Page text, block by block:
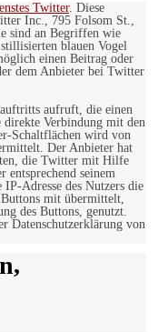
Twitter. Diese
Inc., 795 Folsom St.,
sind an Begriffen wie
blauen Vogel
einen Beitrag oder
dem Anbieter bei Twitter
aufruft, die einen
direkte Verbindung mit den
Schaltflächen wird von
Der Anbieter hat
die Twitter mit Hilfe
entsprechend seinem
Adresse des Nutzers die
mit übermittelt,
des Buttons, genutzt.
Datenschutzerklärung von